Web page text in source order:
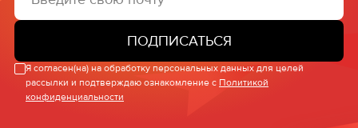
ПОДПИСАТЬСЯ
Я согласен(на) на обработку персональных данных для целей
рассылки и подтверждаю ознакомление с Политикой
конфиденциальности